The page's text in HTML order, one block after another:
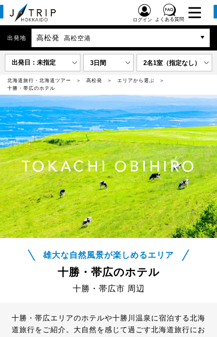
ログイン よくある質問
出発地 高松発 高松空港
出発日：未指定 3日間 2名1室（指定なし）
北海道旅行・北海道ツアー 高松発
エリアから選ぶ
十勝・帯広のホテル
TOKACHI OBIHIRO
雄大な自然風景が楽しめるエリア
十勝・帯広のホテル
十勝・帯広市 周辺
十勝・帯広エリアのホテルや十勝川温泉に宿泊する北海
道旅行をご紹介。大自然を感じて過ごす北海道旅行にお